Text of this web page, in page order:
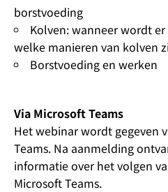
borstvoeding
Kolven: wanneer wordt
welke manieren van kolven
Borstvoeding en werken
Via Microsoft Teams
Het webinar wordt gegeven
Teams. Na aanmelding
informatie over het volgen
Microsoft Teams.